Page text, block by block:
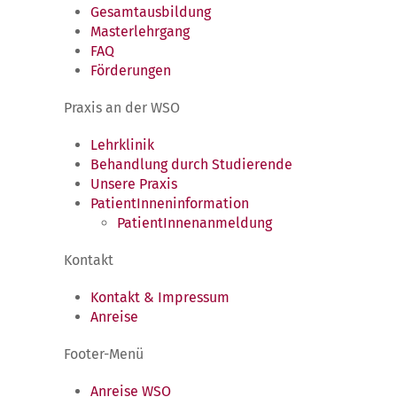
Gesamtausbildung
Masterlehrgang
FAQ
Förderungen
Praxis an der WSO
Lehrklinik
Behandlung durch Studierende
Unsere Praxis
PatientInneninformation
PatientInnenanmeldung
Kontakt
Kontakt & Impressum
Anreise
Footer-Menü
Anreise WSO